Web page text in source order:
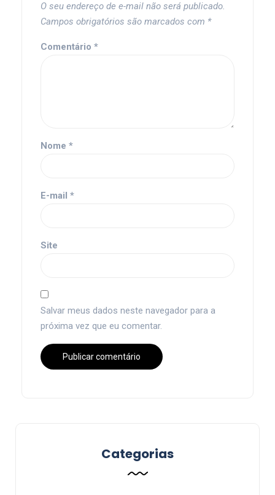
O seu endereço de e-mail não será publicado.
Campos obrigatórios são marcados com *
Comentário *
Nome *
E-mail *
Site
Salvar meus dados neste navegador para a
próxima vez que eu comentar.
Categorias